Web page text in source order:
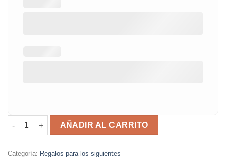
Placa sois los siguientes cantidad
AÑADIR AL CARRITO
Categoría: Regalos para los siguientes